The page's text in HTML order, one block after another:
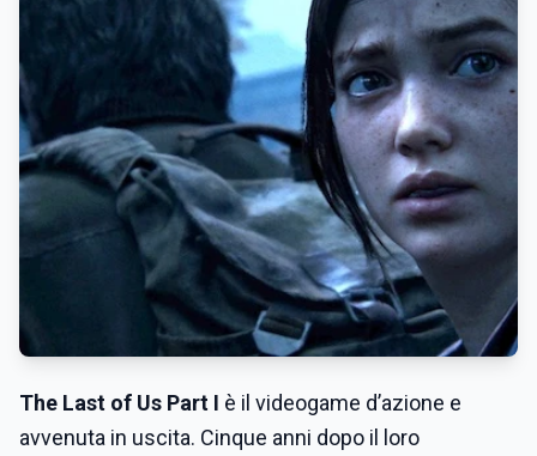
The Last of Us Part I è il videogame d’azione e
avvenuta in uscita. Cinque anni dopo il loro